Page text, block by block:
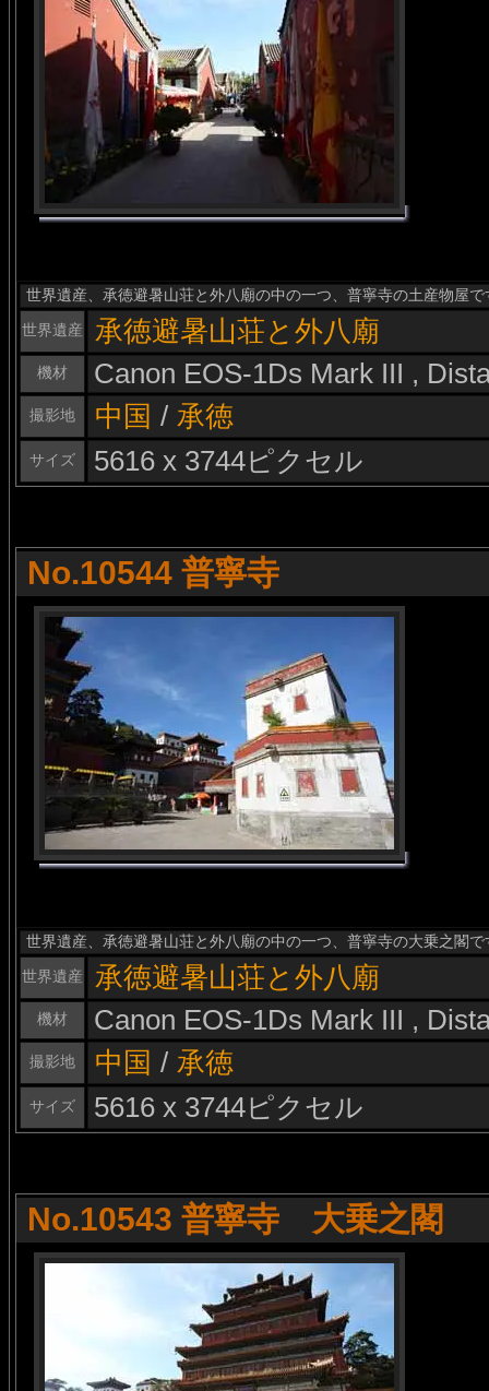
世界遺産、承徳避暑山荘と外八廟の中の一つ、普寧寺の土産物屋で
世界遺産
承徳避暑山荘と外八廟
機材 Canon EOS-1Ds Mark III ,
撮影地 中国 / 承徳
サイズ 5616 x 3744ピクセル
No.10544 普寧寺
世界遺産、承徳避暑山荘と外八廟の中の一つ、普寧寺の大乗之閣で
世界遺産
承徳避暑山荘と外八廟
機材 Canon EOS-1Ds Mark III ,
撮影地 中国 / 承徳
サイズ 5616 x 3744ピクセル
No.10543 普寧寺 大乗之閣